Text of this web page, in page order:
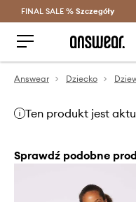
FINAL SALE % Szczegóły
Answear Dziecko
Ten produkt jest
Sprawdź podobne